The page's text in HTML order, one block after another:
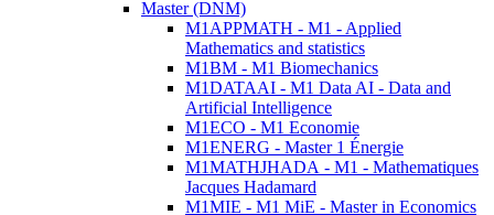
Master (DNM)
M1APPMATH - M1 - Applied
Mathematics and statistics
M1BM - M1 Biomechanics
M1DATAAI - M1 Data AI - Data and
Artificial Intelligence
M1ECO - M1 Economie
M1ENERG - Master 1 Énergie
M1MATHJHADA - M1 - Mathematiques
Jacques Hadamard
M1MIE - M1 MiE - Master in Economics